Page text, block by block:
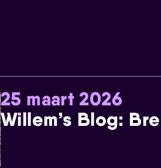
25 maart 2026
Willem’s Blog: